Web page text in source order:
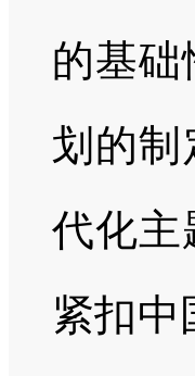
的基
划的制
代化主
紧扣中